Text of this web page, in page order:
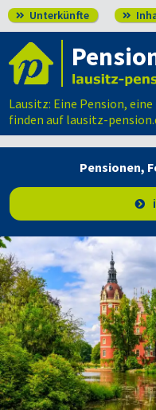
 Unterkünfte 
Lausitz: Eine Pension,
finden auf lausitz-
Pensionen,